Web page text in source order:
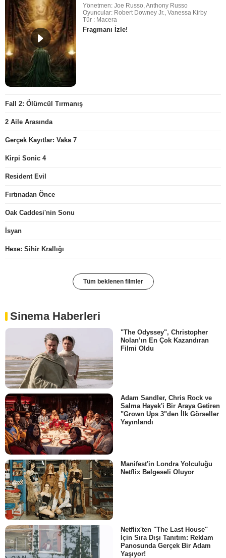
Yönetmen: Joe Russo, Anthony Russo
Oyuncular: Robert Downey Jr., Vanessa Kirby
Tür : Macera
Fragmanı İzle!
Fall 2: Ölümcül Tırmanış
2 Aile Arasında
Gerçek Kayıtlar: Vaka 7
Kirpi Sonic 4
Resident Evil
Fırtınadan Önce
Oak Caddesi'nin Sonu
İsyan
Hexe: Sihir Krallığı
Tüm beklenen filmler
Sinema Haberleri
"The Odyssey", Christopher
Nolan’ın En Çok Kazandıran
Filmi Oldu
Adam Sandler, Chris Rock ve
Salma Hayek'i Bir Araya Getiren
"Grown Ups 3"den İlk Görseller
Yayınlandı
Manifest'in Londra Yolculuğu
Netflix Belgeseli Oluyor
Netflix'ten "The Last House"
İçin Sıra Dışı Tanıtım: Reklam
Panosunda Gerçek Bir Adam
Yaşıyor!